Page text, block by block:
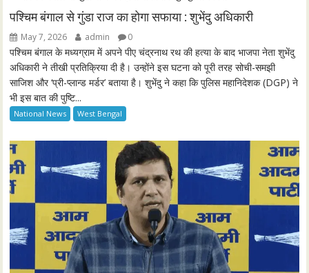
n
s
l
s
e
n
पश्चिम बंगाल से गुंडा राज का होगा सफाया : शुभेंदु अधिकारी
May 7, 2026 admin 0
पश्चिम बंगाल के मध्यग्राम में अपने पीए चंद्रनाथ रथ की हत्या के बाद भाजपा नेता शुभेंदु
अधिकारी ने तीखी प्रतिक्रिया दी है। उन्होंने इस घटना को पूरी तरह सोची-समझी
साजिश और ‘प्री-प्लान्ड मर्डर’ बताया है। शुभेंदु ने कहा कि पुलिस महानिदेशक (DGP) ने
भी इस बात की पुष्टि...
National News West Bengal